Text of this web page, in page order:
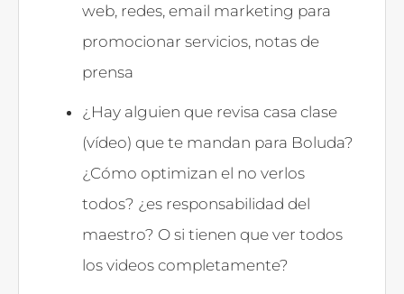
web, redes, email marketing para
promocionar servicios, notas de
prensa
¿Hay alguien que revisa casa clase
(vídeo) que te mandan para Boluda?
¿Cómo optimizan el no verlos
todos? ¿es responsabilidad del
maestro? O si tienen que ver todos
los videos completamente?